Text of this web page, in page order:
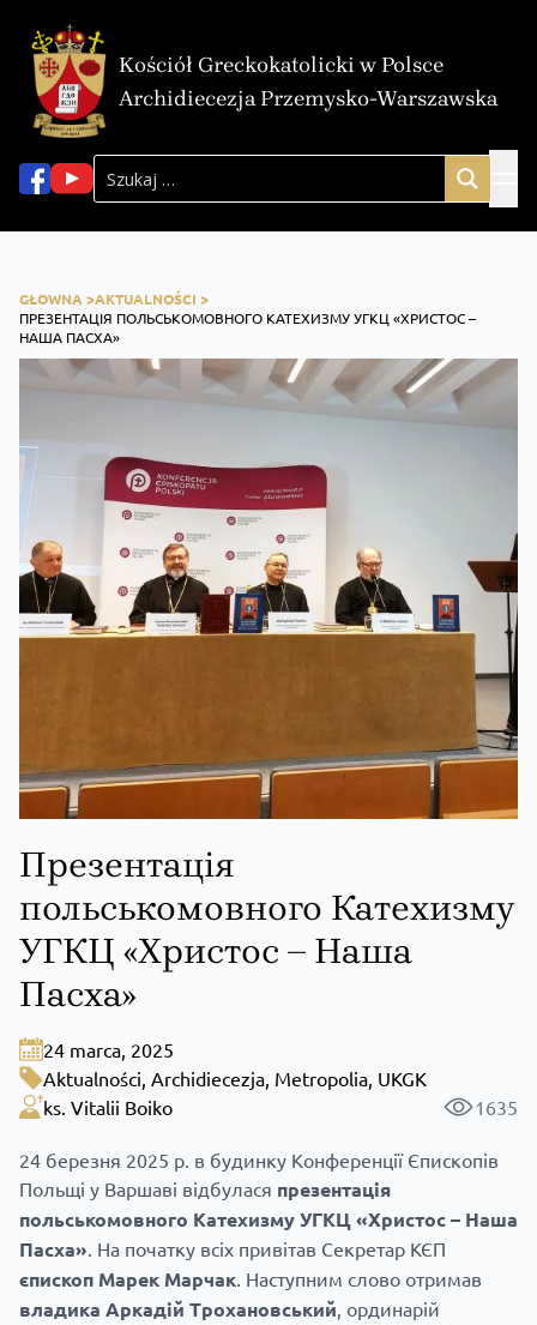
Kościół Greckokatolicki w Polsce
Archidiecezja Przemysko-Warszawska
GŁOWNA >AKTUALNOŚCI >
ПРЕЗЕНТАЦІЯ ПОЛЬСЬКОМОВНОГО КАТЕХИЗМУ УГКЦ «ХРИСТОС –
НАША ПАСХА»
Презентація
польськомовного Катехизму
УГКЦ «Христос – Наша
Пасха»
24 marca, 2025
Aktualności, Archidiecezja, Metropolia, UKGK
ks. Vitalii Boiko
1635
24 березня 2025 р. в будинку Конференції Єпископів
Польщі у Варшаві відбулася презентація
польськомовного Катехизму УГКЦ «Христос – Наша
Пасха». На початку всіх привітав Секретар КЄП
єпископ Марек Марчак. Наступним слово отримав
владика Аркадій Трохановський, ординарій